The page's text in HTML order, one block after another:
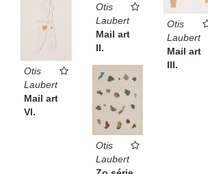
Otis
Laubert
Mail art
II.
Otis
Laubert
Mail art
III.
Otis
Laubert
Mail art
VI.
Otis
Laubert